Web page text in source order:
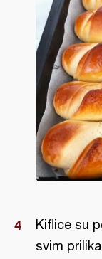
Kiflice su
svim